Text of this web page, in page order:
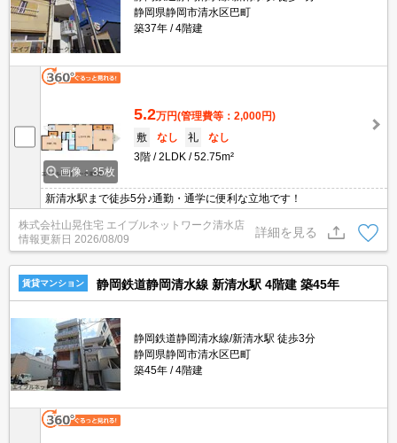
静岡県静岡市清水区巴町
築37年
4階建
画像：35枚
5.2万円(管理費等：2,000円)
敷
なし 礼
なし
3階
2LDK 52.75m²
新清水駅まで徒歩5分♪通勤・通学に便利な立地です！
株式会社山晃住宅 エイブルネットワーク清水店
情報更新日 2026/08/09
詳細を見る
賃貸マンション 静岡鉄道静岡清水線 新清水駅 4階建 築45年
静岡鉄道静岡清水線/新清水駅 徒歩3分
静岡県静岡市清水区巴町
築45年
4階建